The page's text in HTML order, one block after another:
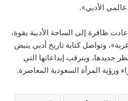
الأدبي».
ظافرة إلى الساحة الأدبية بقوة،
وتواصل كتابة تاريخ أدبي ينبض
جديدها، ويترقب إبداعاتها التي
ورؤية المرأة السعودية المعاصرة.